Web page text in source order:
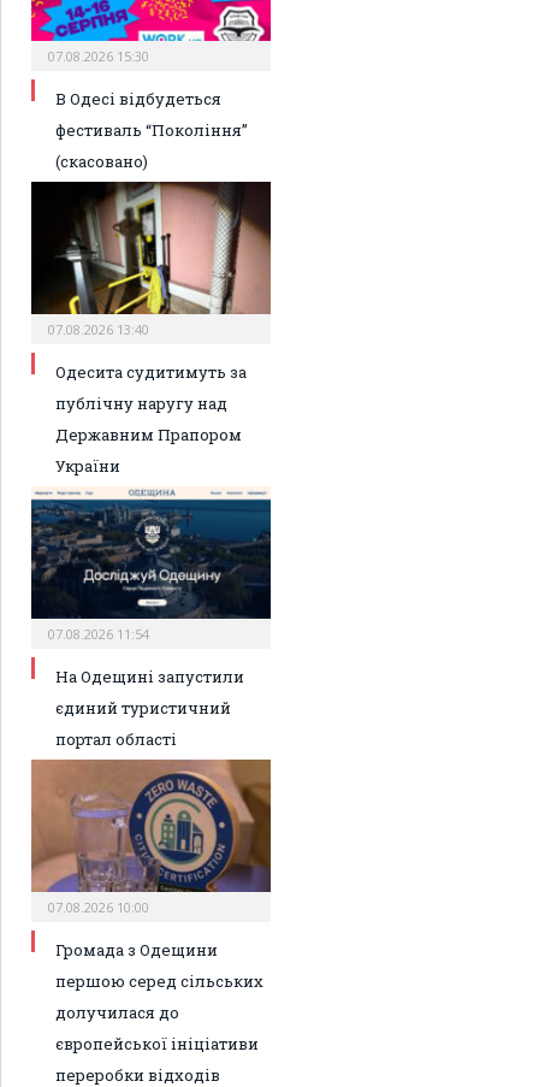
07.08.2026 15:30
В Одесі відбудеться
фестиваль “Покоління”
(скасовано)
07.08.2026 13:40
Одесита судитимуть за
публічну наругу над
Державним Прапором
України
07.08.2026 11:54
На Одещині запустили
єдиний туристичний
портал області
07.08.2026 10:00
Громада з Одещини
першою серед сільських
долучилася до
європейської ініціативи
переробки відходів